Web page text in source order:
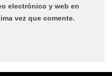
electrónico y web en
vez que comente.